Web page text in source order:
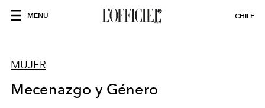
MENU CHILE
MUJER
Mecenazgo y Género